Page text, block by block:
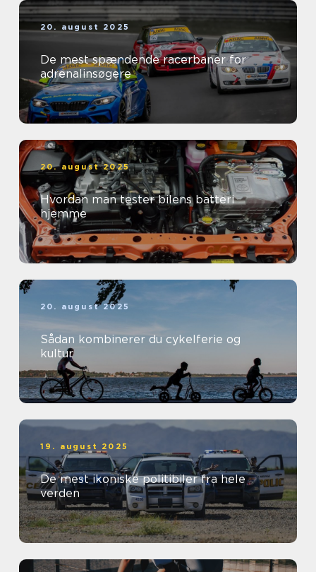
20. august 2025
De mest spændende racerbaner for
adrenalinsøgere
20. august 2025
Hvordan man tester bilens batteri
hjemme
20. august 2025
Sådan kombinerer du cykelferie og
kultur
19. august 2025
De mest ikoniske politibiler fra hele
verden